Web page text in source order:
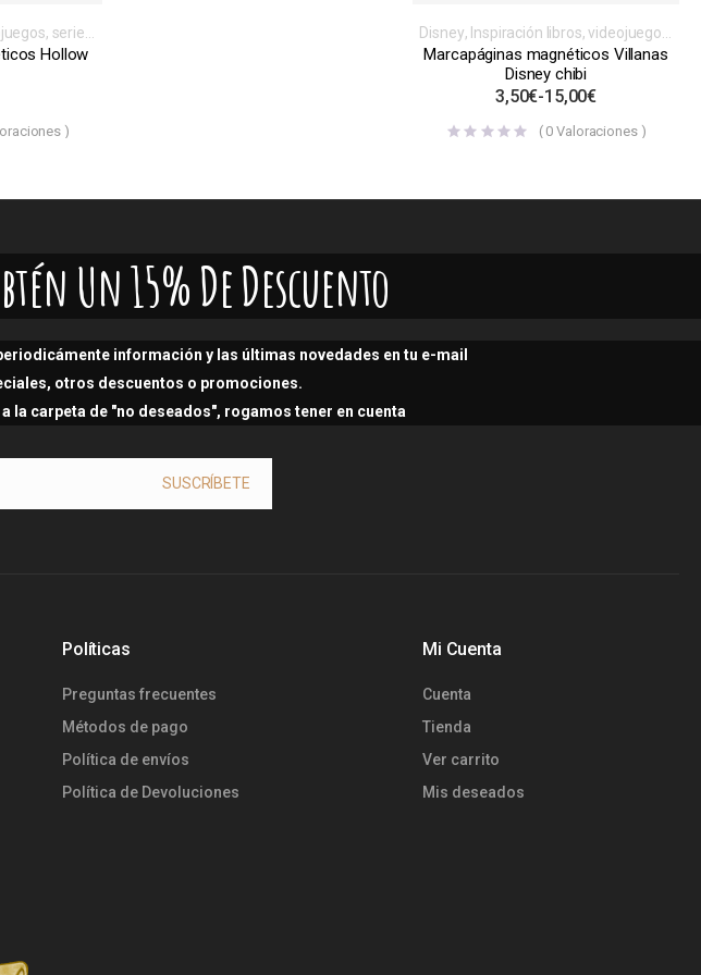
series
,
Hollow
)
Disney, Inspiración libros, videojuegos,
series o películas,Magnéticos,
Marcapáginas
Marcapáginas magnéticos Villanas
Disney chibi
3,50€-15,00€
( 0 Valoraciones )
Un 15% De Descuento
información y las últimas novedades en tu e-mail
otros descuentos o promociones.
la carpeta de "no deseados", rogamos tener en cuenta
SUSCRÍBETE
Políticas
Preguntas frecuentes
Métodos de pago
Política de envíos
Política de Devoluciones
Mi Cuenta
Cuenta
Tienda
Ver carrito
Mis deseados